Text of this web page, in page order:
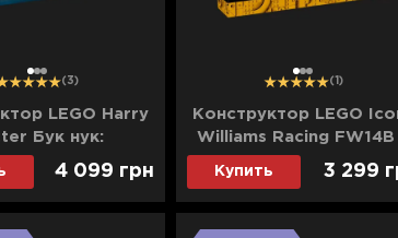
123 (3)
LEGO Harry
Бук нук:
экспресс
4 099 грн
12 3 (1)
Конструктор LEGO
Williams Racing FW14B
Найджел Мэнселл
Купить 3 299